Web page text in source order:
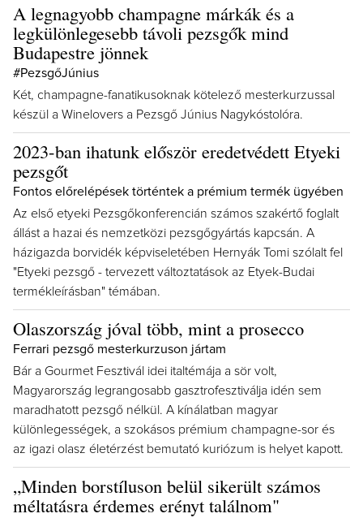
A legnagyobb champagne márkák és a
legkülönlegesebb távoli pezsgők mind
Budapestre jönnek
#PezsgőJúnius
Két, champagne-fanatikusoknak kötelező mesterkurzussal
készül a Winelovers a Pezsgő Június Nagykóstolóra.
2023-ban ihatunk először eredetvédett Etyeki
pezsgőt
Fontos előrelépések történtek a prémium termék ügyében
Az első etyeki Pezsgőkonferencián számos szakértő foglalt
állást a hazai és nemzetközi pezsgőgyártás kapcsán. A
házigazda borvidék képviseletében Hernyák Tomi szólalt fel
"Etyeki pezsgő - tervezett változtatások az Etyek-Budai
termékleírásban" témában.
Olaszország jóval több, mint a prosecco
Ferrari pezsgő mesterkurzuson jártam
Bár a Gourmet Fesztivál idei italtémája a sör volt,
Magyarország legrangosabb gasztrofesztiválja idén sem
maradhatott pezsgő nélkül. A kínálatban magyar
különlegességek, a szokásos prémium champagne-sor és
az igazi olasz életérzést bemutató kuriózum is helyet kapott.
„Minden borstíluson belül sikerült számos
méltatásra érdemes erényt találnom"